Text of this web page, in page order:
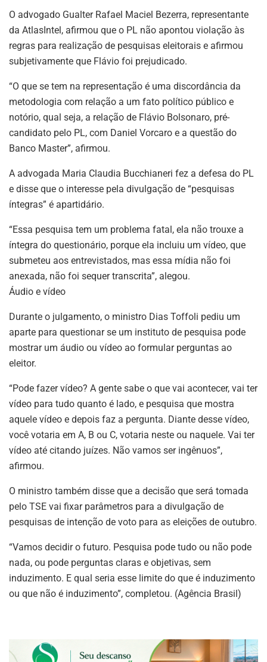
O advogado Gualter Rafael Maciel Bezerra, representante
da AtlasIntel, afirmou que o PL não apontou violação às
regras para realização de pesquisas eleitorais e afirmou
subjetivamente que Flávio foi prejudicado.
“O que se tem na representação é uma discordância da
metodologia com relação a um fato político público e
notório, qual seja, a relação de Flávio Bolsonaro, pré-
candidato pelo PL, com Daniel Vorcaro e a questão do
Banco Master”, afirmou.
A advogada Maria Claudia Bucchianeri fez a defesa do PL
e disse que o interesse pela divulgação de “pesquisas
íntegras” é apartidário.
“Essa pesquisa tem um problema fatal, ela não trouxe a
íntegra do questionário, porque ela incluiu um vídeo, que
submeteu aos entrevistados, mas essa mídia não foi
anexada, não foi sequer transcrita”, alegou.
Áudio e vídeo
Durante o julgamento, o ministro Dias Toffoli pediu um
aparte para questionar se um instituto de pesquisa pode
mostrar um áudio ou vídeo ao formular perguntas ao
eleitor.
“Pode fazer vídeo? A gente sabe o que vai acontecer, vai ter
vídeo para tudo quanto é lado, e pesquisa que mostra
aquele vídeo e depois faz a pergunta. Diante desse vídeo,
você votaria em A, B ou C, votaria neste ou naquele. Vai ter
vídeo até citando juízes. Não vamos ser ingênuos”,
afirmou.
O ministro também disse que a decisão que será tomada
pelo TSE vai fixar parâmetros para a divulgação de
pesquisas de intenção de voto para as eleições de outubro.
“Vamos decidir o futuro. Pesquisa pode tudo ou não pode
nada, ou pode perguntas claras e objetivas, sem
induzimento. E qual seria esse limite do que é induzimento
ou que não é induzimento”, completou. (Agência Brasil)